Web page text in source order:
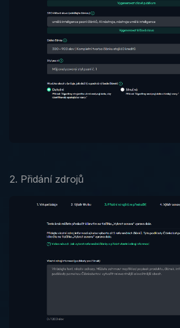
2. Přidání zdrojů